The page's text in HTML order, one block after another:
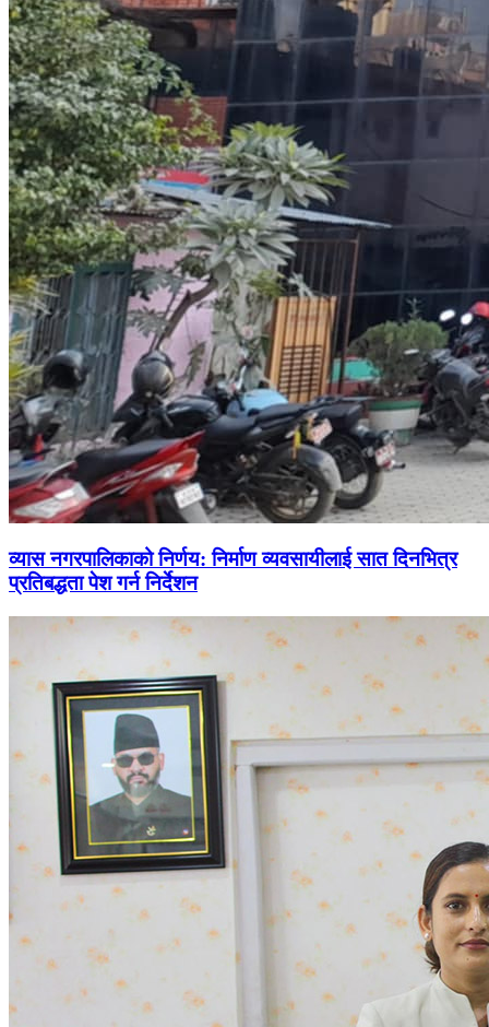
व्यास नगरपालिकाको निर्णय: निर्माण व्यवसायीलाई सात दिनभित्र
प्रतिबद्धता पेश गर्न निर्देशन